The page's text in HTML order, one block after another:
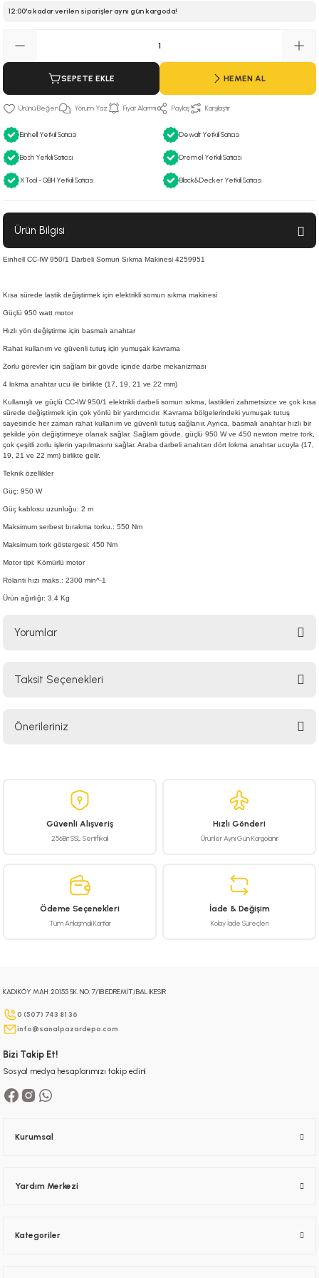
Sistemleri
Tabancası
Polisaj
12:00'a kadar verilen siparişler aynı gün kargoda!
SEPETE EKLE HEMEN AL
Yorum Yaz Fiyat Alarmı Paylaş Karşılaştır
Einhell Yetkili Satıcısı Dewalt Yetkili Satıcısı
Bosh Yetkili Satıcısı Dremel Yetkili Satıcısı
XTool - QBH Yetkili Satıcısı Black&Decker Yetkili Satıcısı
Ürün Bilgisi
Einhell CC-IW 950/1 Darbeli Somun Sıkma Makinesi 4259951
Kısa sürede lastik değiştirmek için elektrikli somun sıkma makinesi
Güçlü 950 watt motor
Hızlı yön değiştirme için basmalı anahtar
Rahat kullanım ve güvenli tutuş için yumuşak kavrama
Zorlu görevler için sağlam bir gövde içinde darbe mekanizması
4 lokma anahtar ucu ile birlikte (17, 19, 21 ve 22 mm)
Kullanışlı ve güçlü CC-IW 950/1 elektrikli darbeli somun sıkma, lastikleri zahmetsizce ve çok kısa
sürede değiştirmek için çok yönlü bir yardımcıdır. Kavrama bölgelerindeki yumuşak tutuş
sayesinde her zaman rahat kullanım ve güvenli tutuş sağlanır. Ayrıca, basmalı anahtar hızlı bir
şekilde yön değiştirmeye olanak sağlar. Sağlam gövde, güçlü 950 W ve 450 newton metre tork,
çok çeşitli zorlu işlerin yapılmasını sağlar. Araba darbeli anahtarı dört lokma anahtar ucuyla (17,
19, 21 ve 22 mm) birlikte gelir.
Teknik özellikler
Güç: 950 W
Güç kablosu uzunluğu: 2 m
Maksimum serbest bırakma torku.: 550 Nm
Maksimum tork göstergesi: 450 Nm
Motor tipi: Kömürlü motor
Rölanti hızı maks.: 2300 min^-1
Ürün ağırlığı: 3.4 Kg
Yorumlar
Bu ürüne ilk yorumu siz yapın!
Taksit Seçenekleri
Önerileriniz
Görüş ve önerileriniz için teşekkür ederiz.
Ürün resmi kalitesiz, bozuk veya görüntülenemiyor.
Ürün bilgilerinde hatalar bulunuyor.
Ürün fiyatı diğer sitelerden daha pahalı.
Bu ürüne benzer farklı alternatifler olmalı.
Güvenli Alışveriş
256Bit SSL Sertifikalı
Hızlı Gönderi
Ürünler Aynı Gün Kargolanır
Ödeme Seçenekleri
Tüm Anlaşmalı Kartlar
İade & Değişim
Kolay İade Süreçleri
KADIKÖY MAH. 20155 SK. NO: 7/1B EDREMİT/BALIKESİR
0 (507) 743 81 36
info@sanalpazardepo.com
Bizi Takip Et!
Sosyal medya hesaplarımızı takip edin!
Kurumsal
Yardım Merkezi
Kategoriler